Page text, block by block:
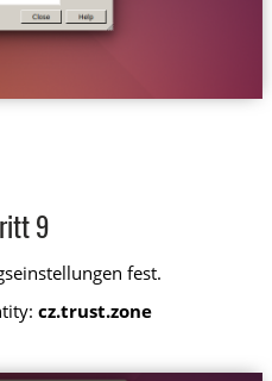
9
fest.
cz.trust.zone